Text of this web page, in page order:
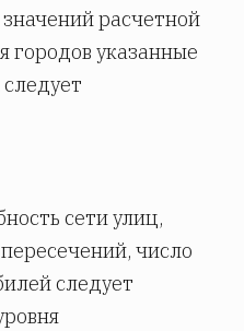
расчетной
городов указанные
сети улиц,
число
следует